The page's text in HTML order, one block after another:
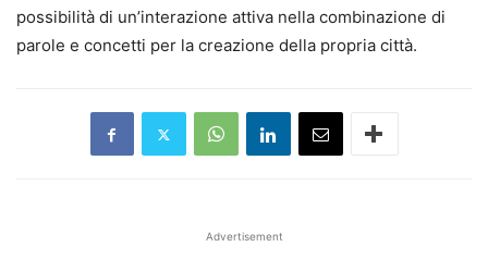
possibilità di un’interazione attiva nella combinazione di
parole e concetti per la creazione della propria città.
Advertisement